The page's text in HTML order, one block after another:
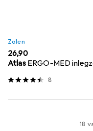
Zolen
EUR
26,90
Atlas ERGO-MED
8
18